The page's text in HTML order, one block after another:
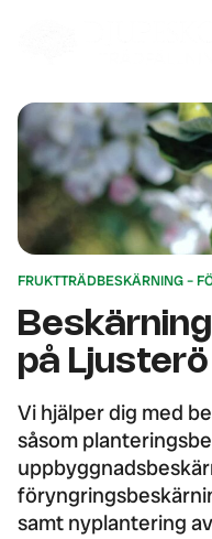
FRUKTTRÄDBESKÄRNING –
på Ljusterö
Vi hjälper dig med
såsom
samt nyplantering